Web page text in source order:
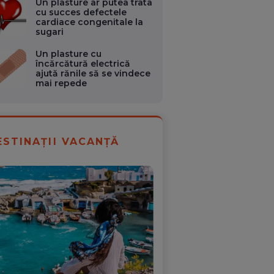
cu succes defectele
cardiace congenitale la
sugari
Un plasture cu
încărcătură electrică
ajută rănile să se vindece
mai repede
VACANȚĂ